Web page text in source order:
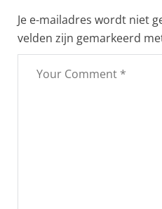
Je e-mailadres wordt niet
velden zijn gemarkeerd